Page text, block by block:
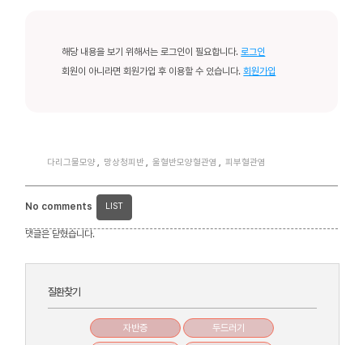
해당 내용을 보기 위해서는 로그인이 필요합니다.로그인
회원이 아니라면 회원가입 후 이용할 수 있습니다.회원가입
다리그물모양 , 망상청피반, 울혈반모양혈관염 , 피부혈관염
No comments LIST
댓글은 닫혔습니다.
질환찾기
자반증 두드러기